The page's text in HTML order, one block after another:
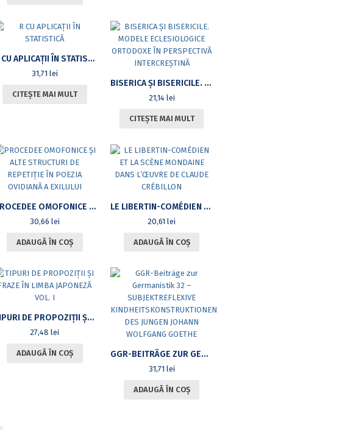
R CU APLICAŢII ÎN STATISTICĂ
31,71 lei
CITEȘTE MAI MULT
BISERICA ŞI BISERICILE. MODELE ECLESIOLOGICE ORTODOXE ÎN PERSPECTIVĂ INTERCREŞTINĂ
21,14 lei
CITEȘTE MAI MULT
PROCEDEE OMOFONICE ŞI ALTE STRUCTURI DE REPETIŢIE ÎN POEZIA OVIDIANĂ A EXILULUI
30,66 lei
ADAUGĂ ÎN COȘ
LE LIBERTIN-COMÉDIEN ET LA SCÈNE MONDAINE DANS L’ŒUVRE DE CLAUDE CRÉBILLON
20,61lei
ADAUGĂ ÎN COȘ
TIPURI DE PROPOZIŢII ŞI FRAZE ÎN LIMBA JAPONEZĂ VOL. I
27,48lei
ADAUGĂ ÎN COȘ GGR-BEITRÄGE ZUR GERMANISTIK 32 – SUBJEKTREFLEXIVE KINDHEITSKONSTRUKTIONEN DES JUNGEN JOHANN WOLFGANG GOETHE
31,71 lei
ADAUGĂ ÎN COȘ